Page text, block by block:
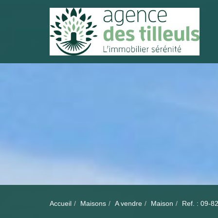
Accueil Maisons A vendre Maison Ref. : 09-